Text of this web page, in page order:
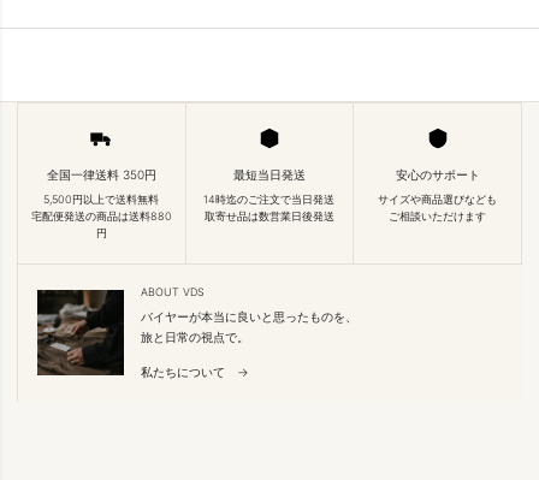
全国一律送料 350円
5,500円以上で送料無料
宅配便発送の商品は送料880
円
最短当日発送
14時迄のご注文で当日発送
取寄せ品は数営業日後発送
安心のサポート
サイズや商品選びなども
ご相談いただけます
ABOUT VDS
バイヤーが本当に良いと思ったものを、
旅と日常の視点で。
私たちについて →